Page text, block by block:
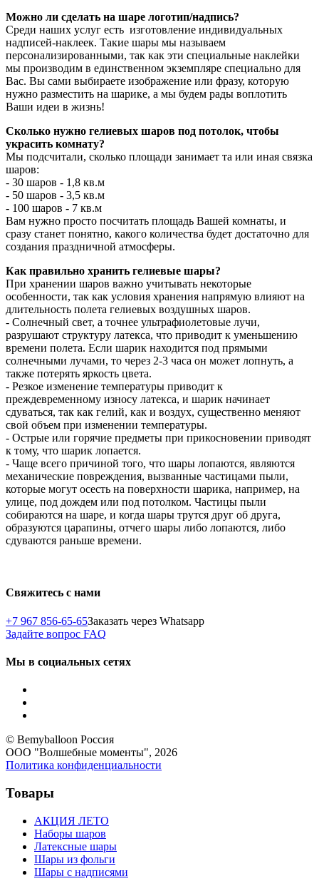
Можно ли сделать на шаре логотип/надпись?
Среди наших услуг есть изготовление индивидуальных
надписей-наклеек. Такие шары мы называем
персонализированными, так как эти специальные наклейки
мы производим в единственном экземпляре специально для
Вас. Вы сами выбираете изображение или фразу, которую
нужно разместить на шарике, а мы будем рады воплотить
Ваши идеи в жизнь!
Сколько нужно гелиевых шаров под потолок, чтобы
украсить комнату?
Мы подсчитали, сколько площади занимает та или иная связка
шаров:
- 30 шаров - 1,8 кв.м
- 50 шаров - 3,5 кв.м
- 100 шаров - 7 кв.м
Вам нужно просто посчитать площадь Вашей комнаты, и
сразу станет понятно, какого количества будет достаточно для
создания праздничной атмосферы.
Как правильно хранить гелиевые шары?
При хранении шаров важно учитывать некоторые
особенности, так как условия хранения напрямую влияют на
длительность полета гелиевых воздушных шаров.
- Солнечный свет, а точнее ультрафиолетовые лучи,
разрушают структуру латекса, что приводит к уменьшению
времени полета. Если шарик находится под прямыми
солнечными лучами, то через 2-3 часа он может лопнуть, а
также потерять яркость цвета.
- Резкое изменение температуры приводит к
преждевременному износу латекса, и шарик начинает
сдуваться, так как гелий, как и воздух, существенно меняют
свой объем при изменении температуры.
- Острые или горячие предметы при прикосновении приводят
к тому, что шарик лопается.
- Чаще всего причиной того, что шары лопаются, являются
механические повреждения, вызванные частицами пыли,
которые могут осесть на поверхности шарика, например, на
улице, под дождем или под потолком. Частицы пыли
собираются на шаре, и когда шары трутся друг об друга,
образуются царапины, отчего шары либо лопаются, либо
сдуваются раньше времени.
Свяжитесь с нами
+7 967 856-65-65Заказать через Whatsapp
Задайте вопрос FAQ
Мы в социальных сетях
© Bemyballoon Россия
ООО "Волшебные моменты", 2026
Политика конфиденциальности
Товары
АКЦИЯ ЛЕТО
Наборы шаров
Латексные шары
Шары из фольги
Шары с надписями